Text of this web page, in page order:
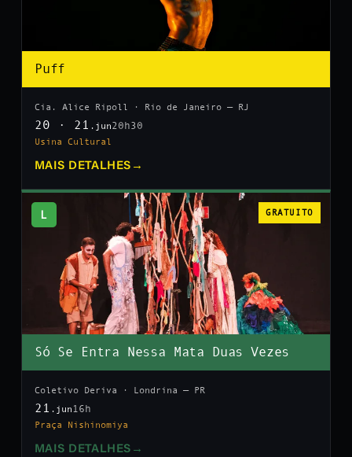
Puff
Cia. Alice Ripoll · Rio de Janeiro — RJ
20 · 21 .jun20h30
Usina Cultural
MAIS DETALHES →
L GRATUITO
Só Se Entra Nessa Mata Duas Vezes
Coletivo Deriva · Londrina — PR
21 .jun 16h
Praça Nishinomiya
MAIS DETALHES →